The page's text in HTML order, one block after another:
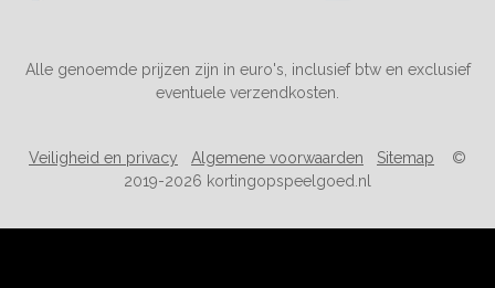
Alle genoemde prijzen zijn in euro's, inclusief btw en exclusief
eventuele verzendkosten.
Veiligheid en privacy Algemene voorwaarden Sitemap ©
2019-2026 kortingopspeelgoed.nl